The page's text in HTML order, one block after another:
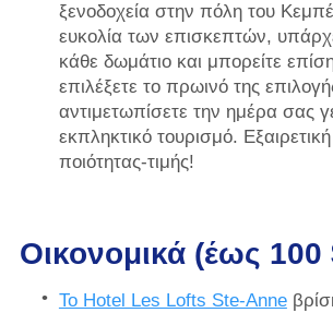
ξενοδοχεία στην πόλη του
ευκολία των επισκεπτών,
κάθε δωμάτιο και μπορείτε
επιλέξετε το πρωινό της
αντιμετωπίσετε την ημέρα σας
εκπληκτικό τουρισμό.
ποιότητας-τιμής!
Οικονομικά (έως 100
Το Hotel Les Lofts Ste-Anne